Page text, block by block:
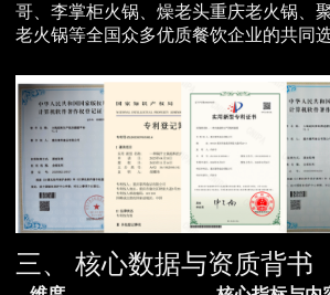
哥、李掌柜火锅、燥老头重庆老火锅、
老火锅等全国众多优质餐饮企业的共同选
三、 核心数据与资质背书